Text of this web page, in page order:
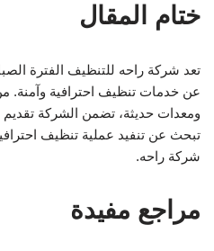
ختام المقال
تعد شركة راحه للتنظيف الفترة
عن خدمات تنظيف احترافية
ومعدات حديثة، تضمن الشركة تقديم
تبحث عن تنفيد عملية تنظيف
شركة راحه.
مراجع مفيدة